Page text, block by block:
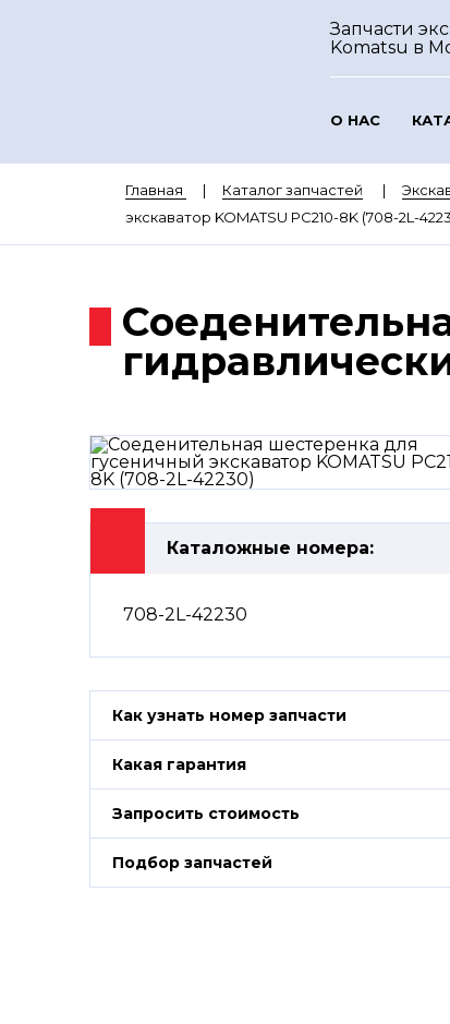
Запчасти
Komatsu в
О НАС
Главная Каталог запчастей
экскаватор KOMATSU PC210-8K (708-2L-
Каталожные номера:
708-2L-42230
Как узнать номер запчасти
Какая гарантия
Запросить стоимость
Подбор запчастей